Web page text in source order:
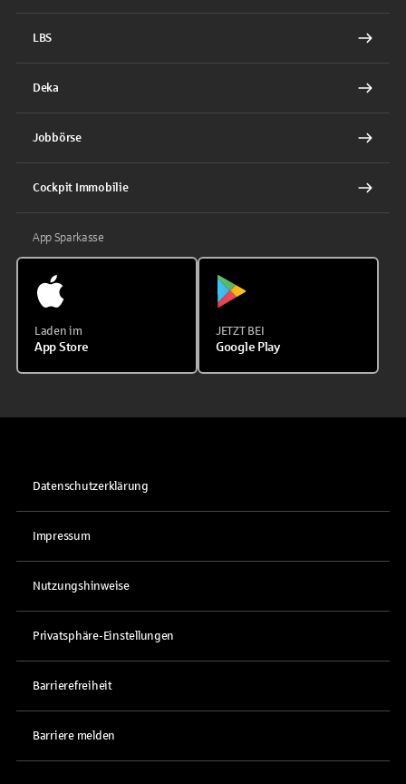
LBS
Deka
Jobbörse
Cockpit Immobilie
App Sparkasse
Laden im
App Store
JETZT BEI
Google Play
Datenschutzerklärung
Impressum
Nutzungshinweise
Privatsphäre-Einstellungen
Barrierefreiheit
Barriere melden